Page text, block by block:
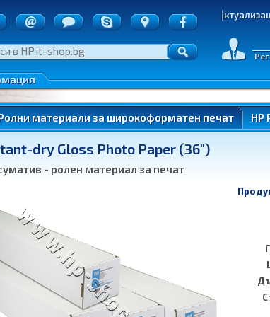
Последна актуализация:
на пратките
по ОП ИК
материали за широкоформатен печат HP
dry Gloss Photo Paper (36")
- ролен материал за печат